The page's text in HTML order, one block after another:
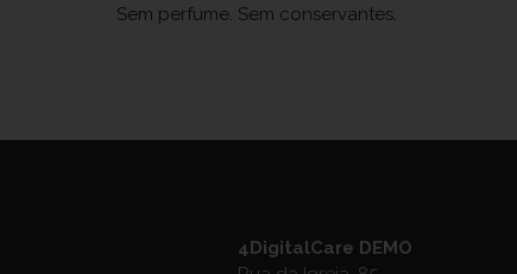
Sem perfume. Sem conservantes.
4DigitalCare DEMO